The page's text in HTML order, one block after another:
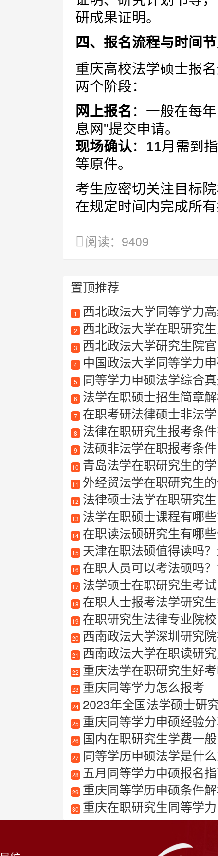
研成果证明。
四、报名流程与时间
重庆高校法学硕士报
两个阶段：
网上报名 ：一般在每
息网"提交申请。
现场确认：11月需到
等原件。
考生应密切关注目标
在规定时间内完成所
阅读：9409
置顶推荐
1 西北政法大学同等学力
2 西北政法大学在职研究
3 西北政法大学研究生院
4 中国政法大学同等学力
5 同等学力申硕法学综合
6 法学在职硕士招生简章
7 在职考研法律硕士非法学
8 法律在职研究生报考条
9 法硕非法学在职报考条件
10 青岛法学在职研究生的
11 外经贸法学在职研究生
12 法律硕士法学在职研究生
13 法学在职硕士课程有哪
14 在职读法硕研究生有哪
15 天津在职法硕值得读吗？
16 在职人员可以考法硕吗
17 法学硕士在职研究生考
18 在职人士报考法学研究
19 在职研究生法律专业院校
20 西南政法大学深圳研究
21 西南政法大学在职读研
22 重庆法学在职研究生好
23 重庆同等学力怎么报考
24 2023年全国法学硕士研究生
25 重庆同等学力申硕经验
26 国内在职研究生学费一
27 同等学历申硕法学是什
28 五月同等学力申硕报名
29 重庆同等学历申硕条件
30 重庆在职研究生同等学力